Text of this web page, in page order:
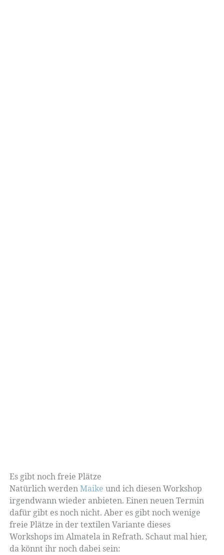
Es gibt noch freie Plätze
Natürlich werdenMaike und ich diesen Workshop
irgendwann wieder anbieten. Einen neuen Termin
dafür gibt es noch nicht. Aber es gibt noch wenige
freie Plätze in der textilen Variante dieses
Workshops im Almatela in Refrath. Schaut mal hier,
da könnt ihr noch dabei sein: